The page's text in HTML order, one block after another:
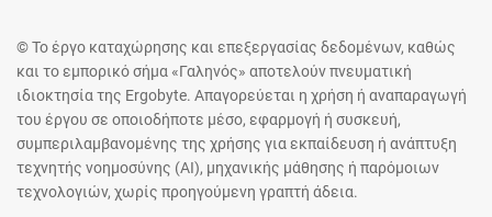
© Το έργο καταχώρησης και επεξεργασίας δεδομένων, καθώς
και το εμπορικό σήμα «Γαληνός» αποτελούν πνευματική
ιδιοκτησία της Ergobyte. Απαγορεύεται η χρήση ή αναπαραγωγή
του έργου σε οποιοδήποτε μέσο, εφαρμογή ή συσκευή,
συμπεριλαμβανομένης της χρήσης για εκπαίδευση ή ανάπτυξη
τεχνητής νοημοσύνης (AI), μηχανικής μάθησης ή παρόμοιων
τεχνολογιών, χωρίς προηγούμενη γραπτή άδεια.